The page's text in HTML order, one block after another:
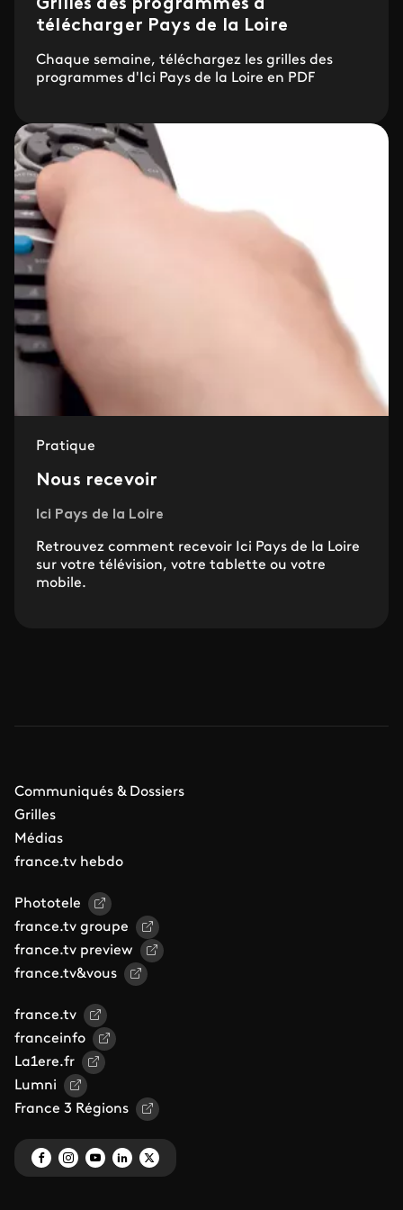
Grilles des programmes à
télécharger Pays de la Loire
Chaque semaine, téléchargez les grilles des
programmes d'Ici Pays de la Loire en PDF
Pratique
Nous recevoir
Ici Pays de la Loire
Retrouvez comment recevoir Ici Pays de la Loire
sur votre télévision, votre tablette ou votre
mobile.
Communiqués & Dossiers
Grilles
Médias
france.tv hebdo
Phototele
france.tv groupe
france.tv preview
france.tv&vous
france.tv
franceinfo
La1ere.fr
Lumni
France 3 Régions